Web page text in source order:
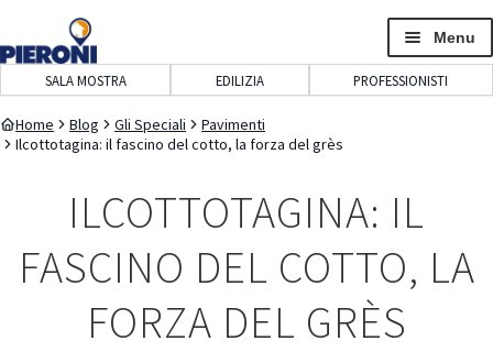
navigazione
contenuto
Menu
SALA MOSTRA EDILIZIA PROFESSIONISTI
Home Blog Gli Speciali
Pavimenti
Ilcottotagina: il fascino del cotto, la forza del grès
ILCOTTOTAGINA: IL
FASCINO DEL COTTO, LA
FORZA DEL GRÈS